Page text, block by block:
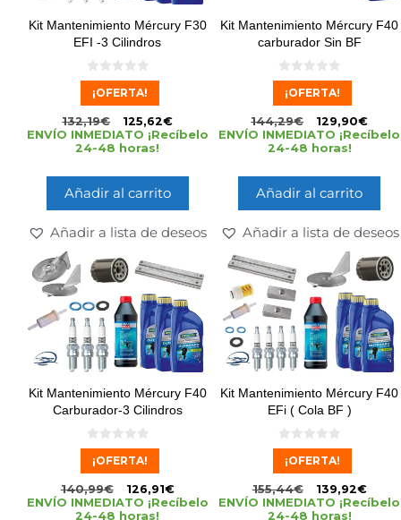
Kit Mantenimiento Mércury F30
EFI -3 Cilindros
0
e
¡OFERTA!
132,19€ 125,62€
ENVÍO INMEDIATO ¡Recíbelo
24-48 horas!
Añadir al carrito
Añadir a lista de deseos
Kit Mantenimiento Mércury F40
carburador Sin BF
0
e
¡OFERTA!
144,29€ 129,90€
ENVÍO INMEDIATO ¡Recíbelo
24-48 horas!
Añadir al carrito
Añadir a lista de deseos
Kit Mantenimiento Mércury F40
Carburador-3 Cilindros
0
e
¡OFERTA!
140,99€ 126,91€
ENVÍO INMEDIATO ¡Recíbelo
24-48 horas!
Kit Mantenimiento Mércury F40
EFi ( Cola BF )
0
e
¡OFERTA!
155,44€ 139,92€
ENVÍO INMEDIATO ¡Recíbelo
24-48 horas!